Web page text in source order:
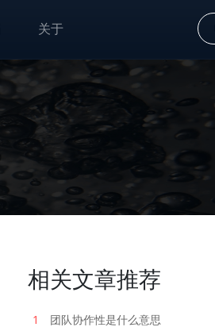
关于
相关文章推荐
1
团队协作性是什么意思